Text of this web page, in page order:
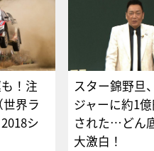
！注
世界ラ
シ
スター錦野旦
ジャーに約1
された…どん
大激白！